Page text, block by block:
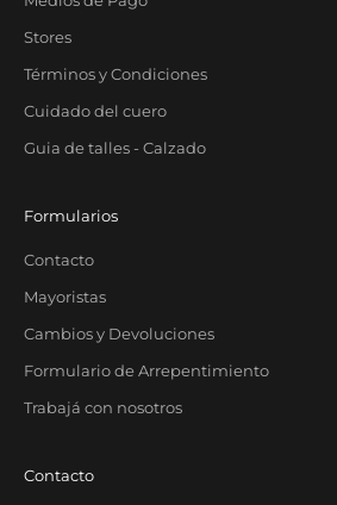
Stores
Términos y Condiciones
Cuidado del cuero
Guia de talles - Calzado
Formularios
Contacto
Mayoristas
Cambios y Devoluciones
Formulario de Arrepentimiento
Trabajá con nosotros
Contacto